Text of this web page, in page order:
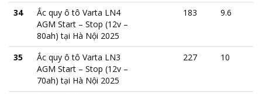
34
Ắc quy ô tô Varta LN4
AGM Start – Stop (12v –
80ah) tại Hà Nội 2025
183 9.6
35
Ắc quy ô tô Varta LN3
AGM Start – Stop (12v –
70ah) tại Hà Nội 2025
227 10